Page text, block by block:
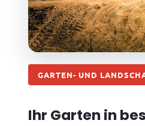
GARTEN- UND
Ihr Garten in